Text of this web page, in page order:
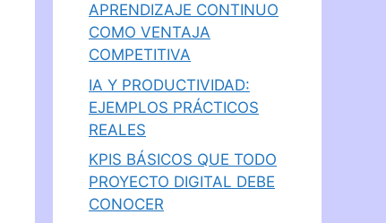
APRENDIZAJE CONTINUO
COMO VENTAJA
COMPETITIVA
IA Y PRODUCTIVIDAD:
EJEMPLOS PRÁCTICOS
REALES
KPIS BÁSICOS QUE TODO
PROYECTO DIGITAL DEBE
CONOCER